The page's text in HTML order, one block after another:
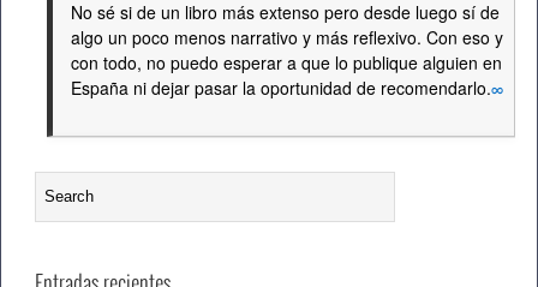
No sé si de un libro más extenso pero desde luego sí de
algo un poco menos narrativo y más reflexivo. Con eso y
con todo, no puedo esperar a que lo publique alguien en
España ni dejar pasar la oportunidad de recomendarlo.∞